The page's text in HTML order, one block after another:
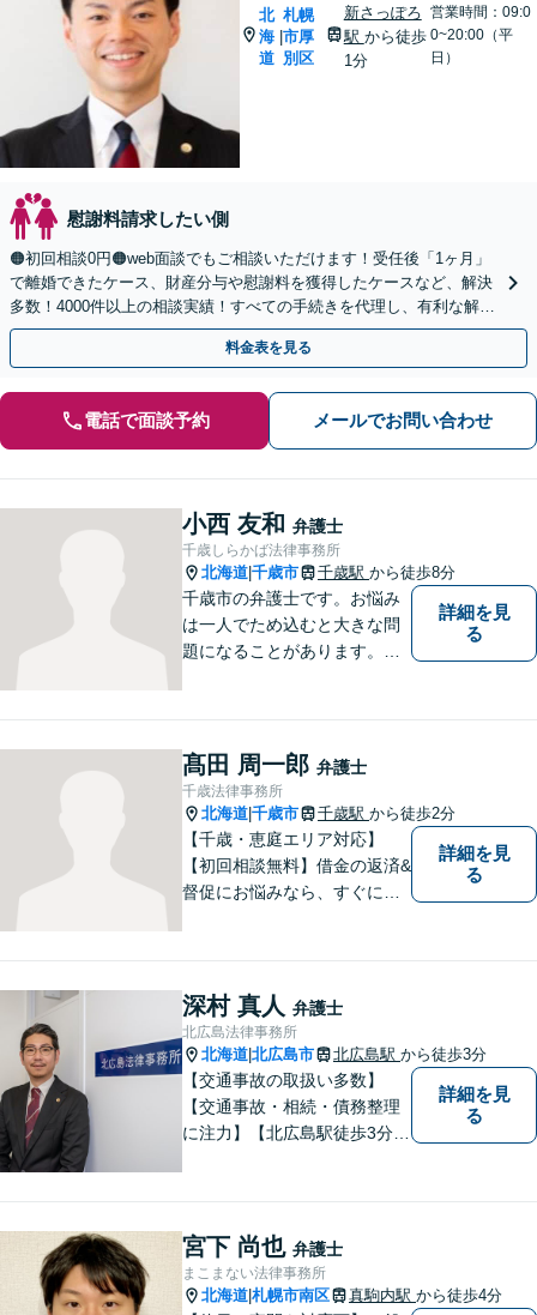
北
海
道
|
札幌
市厚
別区
新さっぽろ
駅 から徒歩
1分
営業時間：09:0
0~20:00（平
日）
慰謝料請求したい側
🟠初回相談0円🟠web面談でもご相談いただけます！受任後「1ヶ月」
で離婚できたケース、財産分与や慰謝料を獲得したケースなど、解決
多数！4000件以上の相談実績！すべての手続きを代理し、有利な解決
を目指します【夜間相談可】【完全個室】
料金表を見る
電話で面談予約 メールでお問い合わせ
小西 友和 弁護士
千歳しらかば法律事務所
北海道 千歳市 千歳駅 から徒歩8分
千歳市の弁護士です。お悩み
は一人でため込むと大きな問
題になることがあります。ぜ
詳細を見
る
髙田 周一郎 弁護士
千歳法律事務所
北海道 千歳市 千歳駅 から徒歩2分
【千歳・恵庭エリア対応】
【初回相談無料】借金の返済&
督促にお悩みなら、すぐにご
産の解決実績多数！【千歳駅
徒歩２分】【分割払い可】
詳細を見
る
深村 真人 弁護士
北広島法律事務所
北海道 北広島市 北広島駅 から徒歩3分
【交通事故の取扱い多数】
【交通事故・相続・債務整理
に注力】【北広島駅徒歩3分】
続、交通事故、労働、企業法
務など、多岐に渡る分野に精
通しています。どうぞお気軽
詳細を見
る
宮下 尚也 弁護士
まこまない法律事務所
北海道 札幌市南区 真駒内駅 から徒歩4分